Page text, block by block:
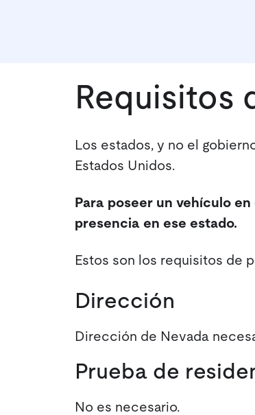
Requisitos
Los estados, y no el
Estados Unidos.
Para poseer un vehículo
presencia en ese estado.
Estos son los requisitos de
Dirección
Dirección de Nevada
Prueba de
No es necesario.